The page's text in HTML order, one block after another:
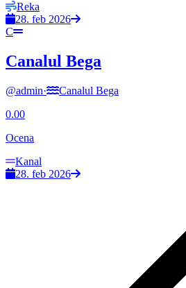
Reka
28. feb 2026
C
Canalul Bega
@admin·
Canalul Bega
0.00
Ocena
Kanal
28. feb 2026